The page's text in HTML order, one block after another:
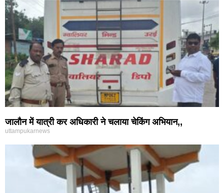
जालौन में यात्री कर अधिकारी ने चलाया चेकिंग अभियान,,
uttampukarnews